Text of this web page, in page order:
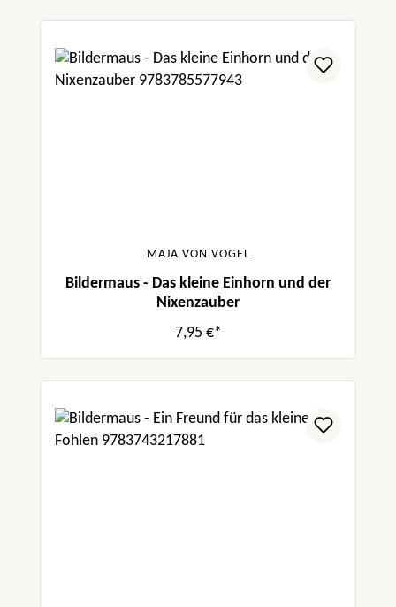
MAJA VON VOGEL
Bildermaus - Das kleine Einhorn und der
Nixenzauber
7,95 €*